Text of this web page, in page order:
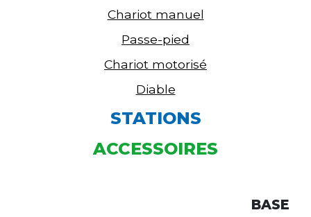
Chariot manuel
Passe-pied
Chariot motorisé
Diable
STATIONS
ACCESSOIRES
BASE